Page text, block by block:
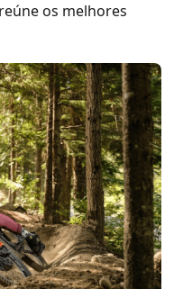
os melhores